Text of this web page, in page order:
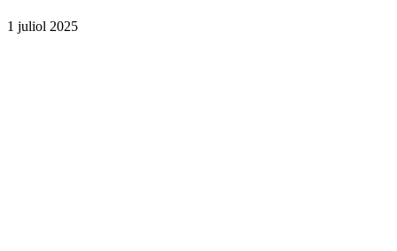
1 juliol 2025